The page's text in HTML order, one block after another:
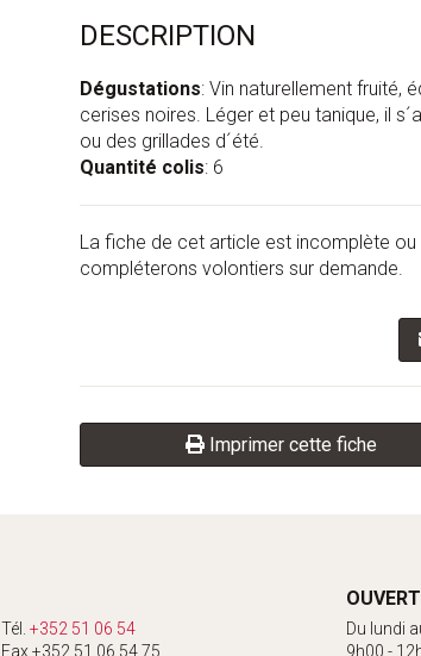
DESCRIPTION
Dégustations: Vin naturellement fruité,
cerises noires. Léger et peu tanique, il
ou des grillades d´été.
Quantité colis: 6
La fiche de cet article est incomplète
compléterons volontiers sur demande.
Imprimer cette fiche
Tél. +352 51 06 54
Fax +352 51 06 54 75
Du lundi
9h00 -